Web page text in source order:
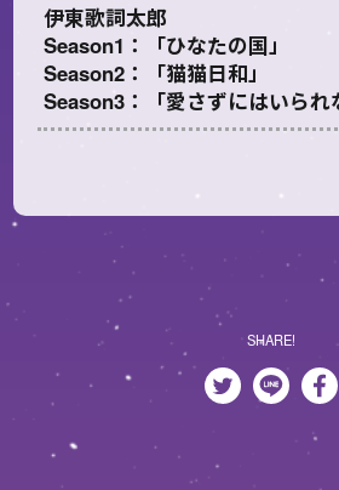
伊東歌詞太郎
Season1：「ひなたの国」
Season2：「猫猫日和」
Season3：「愛さずにはいられ
SHARE!